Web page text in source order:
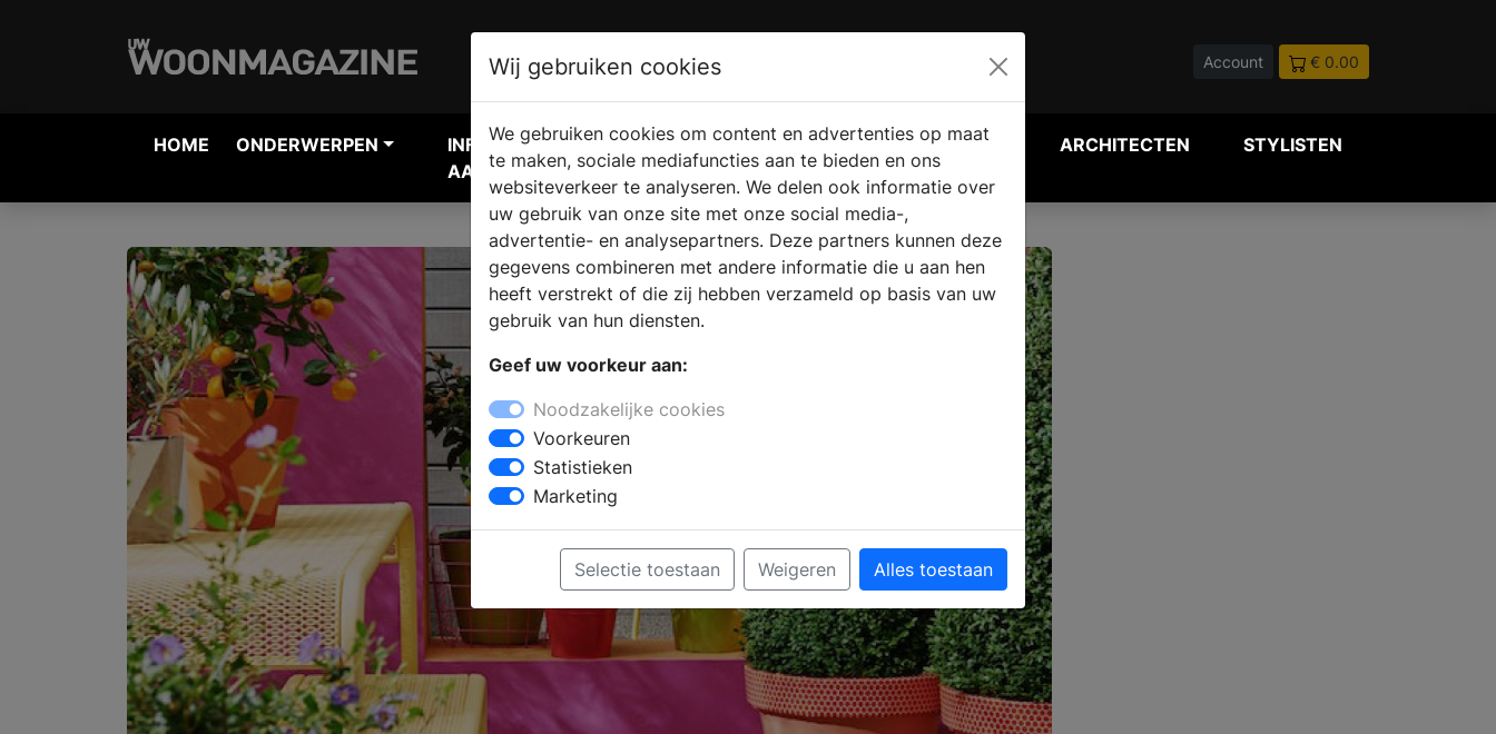
Account € 0.00
HOME ONDERWERPEN
INFORMATIE
AANVRAGEN
VERKOOPLOCATIE
VINDEN
WEBSHOP ARCHITECTEN STYLISTEN
Wij gebruiken cookies
We gebruiken cookies om content en advertenties op maat
te maken, sociale mediafuncties aan te bieden en ons
websiteverkeer te analyseren. We delen ook informatie over
uw gebruik van onze site met onze social media-,
advertentie- en analysepartners. Deze partners kunnen deze
gegevens combineren met andere informatie die u aan hen
heeft verstrekt of die zij hebben verzameld op basis van uw
gebruik van hun diensten.
Geef uw voorkeur aan:
Noodzakelijke cookies
Voorkeuren
Statistieken
Marketing
Selectie toestaan Weigeren Alles toestaan